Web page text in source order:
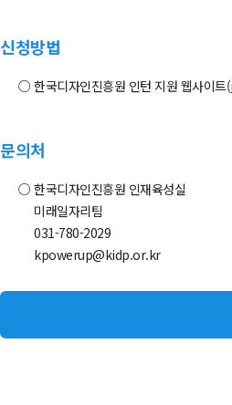
신청방법
한국디자인진흥원 인턴 지원 웹사이트(
문의처
한국디자인진흥원 인재육성실
미래일자리팀
031-780-2029
kpowerup@kidp.or.kr